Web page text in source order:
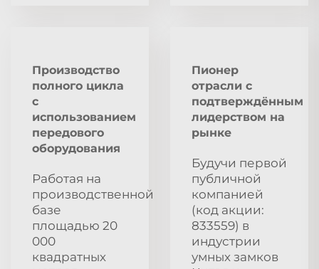
Производство
полного цикла
с
использованием
передового
оборудования
Работая на
производственной
базе
площадью 20
000
квадратных
Пионер
отрасли с
подтверждённым
лидерством на
рынке
Будучи первой
публичной
компанией
(код акции:
833559) в
индустрии
умных замков